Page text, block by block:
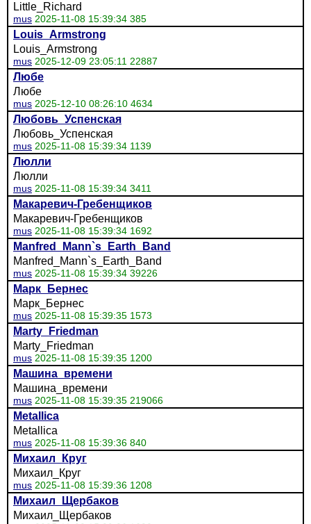
Little_Richard
mus 2025-11-08 15:39:34 385
Louis_Armstrong
Louis_Armstrong
mus 2025-12-09 23:05:11 22887
Любе
Любе
mus 2025-12-10 08:26:10 4634
Любовь_Успенская
Любовь_Успенская
mus 2025-11-08 15:39:34 1139
Люлли
Люлли
mus 2025-11-08 15:39:34 3411
Макаревич-Гребенщиков
Макаревич-Гребенщиков
mus 2025-11-08 15:39:34 1692
Manfred_Mann`s_Earth_Band
Manfred_Mann`s_Earth_Band
mus 2025-11-08 15:39:34 39226
Марк_Бернес
Марк_Бернес
mus 2025-11-08 15:39:35 1573
Marty_Friedman
Marty_Friedman
mus 2025-11-08 15:39:35 1200
Машина_времени
Машина_времени
mus 2025-11-08 15:39:35 219066
Metallica
Metallica
mus 2025-11-08 15:39:36 840
Михаил_Круг
Михаил_Круг
mus 2025-11-08 15:39:36 1208
Михаил_Щербаков
Михаил_Щербаков